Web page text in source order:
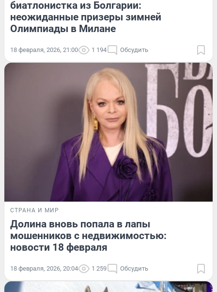
биатлонистка из Болгарии:
неожиданные призеры зимней
Олимпиады в Милане
18 февраля, 2026, 21:00 1 194 Обсудить
СТРАНА И МИР
Долина вновь попала в лапы
мошенников с недвижимостью:
новости 18 февраля
18 февраля, 2026, 20:04 1 259 Обсудить